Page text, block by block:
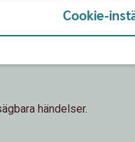
och för över eller säg
händelser.
Cookie-